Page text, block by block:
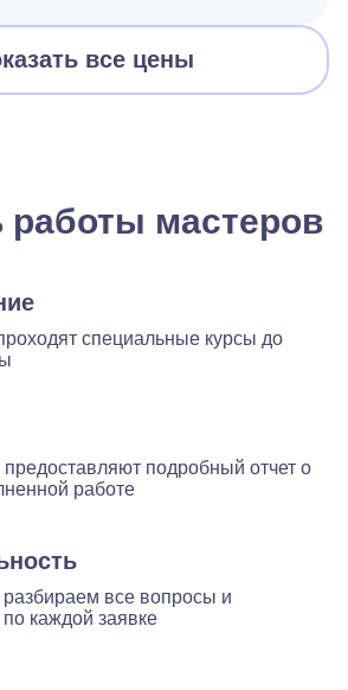
все цены
работы мастеров
специальные курсы до
подробный отчет о
работе
все вопросы и
каждой заявке